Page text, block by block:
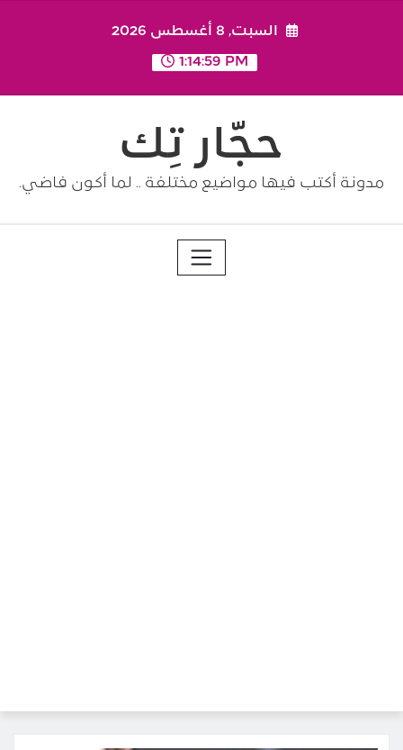
السبت, 8 أغسطس 2026
1:14:59 PM
حجّار تِك
مدونة أكتب فيها مواضيع مختلفة .. لما أكون فاضي.